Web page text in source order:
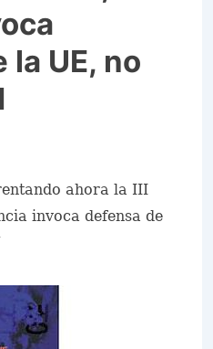
la UE, no
ahora la III
invoca defensa de